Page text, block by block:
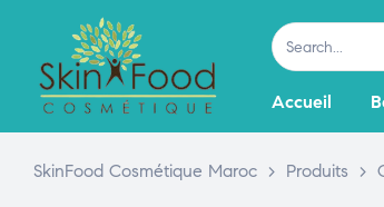
Accueil
SkinFood Cosmétique Maroc > Produits >